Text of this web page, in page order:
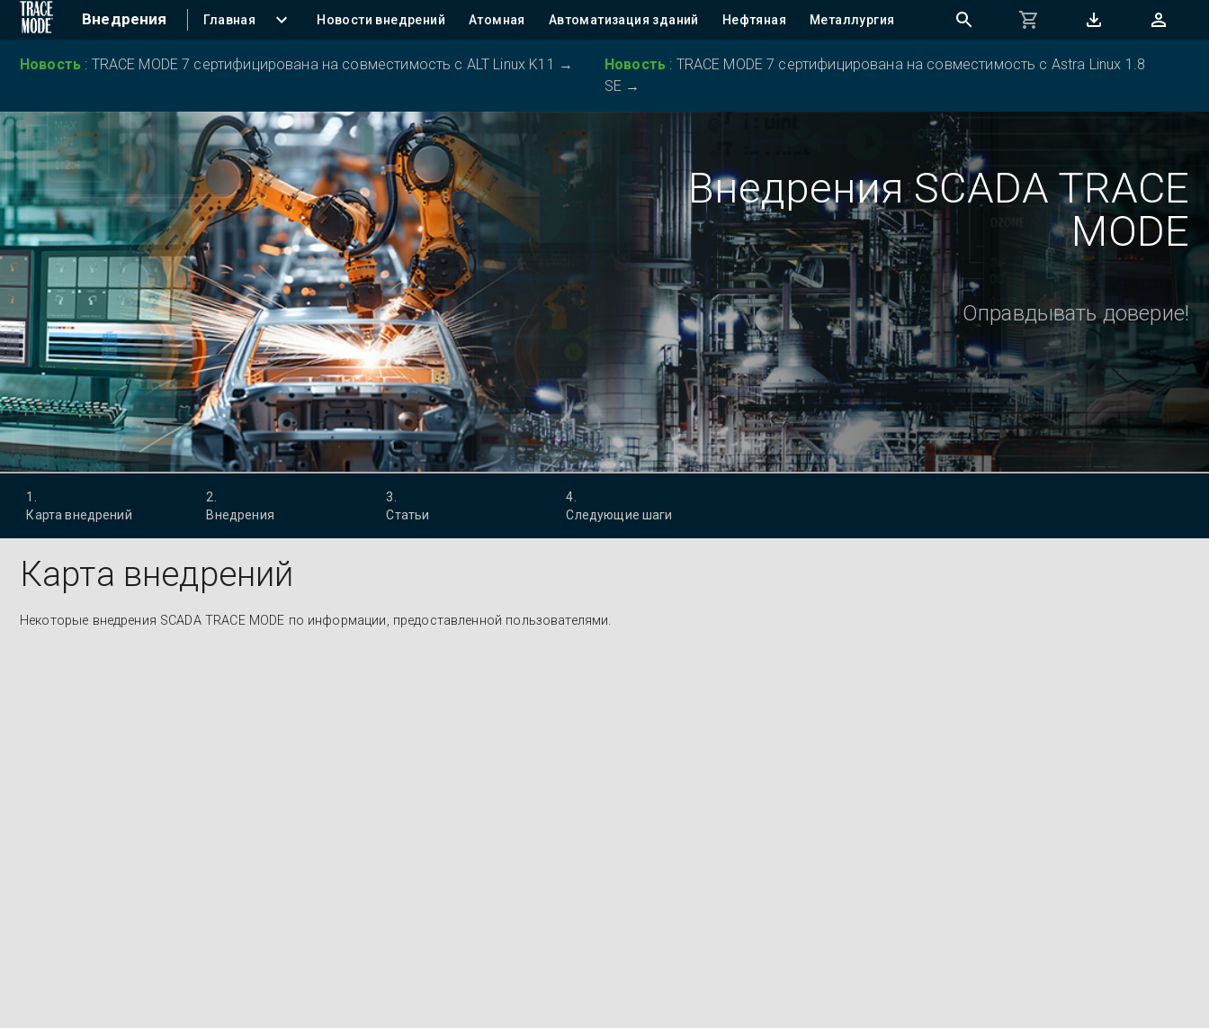
Внедрения Главная Новости внедрений Атомная Автоматизация зданий Нефтяная Металлургия
Новость : TRACE MODE 7 сертифицирована на совместимость с ALT Linux K11 → Новость : TRACE MODE 7 сертифицирована на совместимость с Astra Linux 1.8
SE →
Внедрения SCADA TRACE
MODE
Оправдывать доверие!
1
Карта внедрений
2
Внедрения
3
Статьи
4
Следующие шаги
Карта внедрений
Некоторые внедрения SCADA TRACE MODE по информации, предоставленной пользователями.